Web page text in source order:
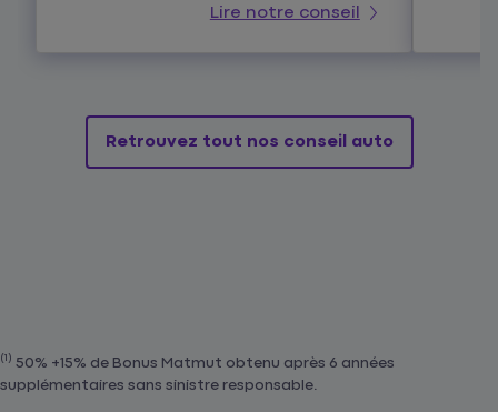
Lire notre conseil
Retrouvez tout nos conseil auto
(1) 50% +15% de Bonus Matmut obtenu après 6 années
supplémentaires sans sinistre responsable.